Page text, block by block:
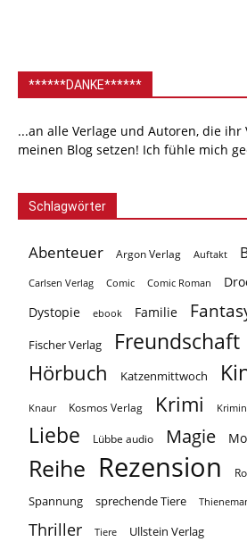
******DANKE******
...an alle Verlage und Autoren, die
meinen Blog setzen! Ich fühle mich
Schlagwörter
Abenteuer Argon Verlag Auftakt
Carlsen Verlag Comic Comic Roman
Dystopie ebook Familie
Fischer Verlag Freundschaft
Hörbuch Katzenmittwoch
Knaur Kosmos Verlag Krimi
Liebe Lübbe audio Magie
Reihe Rezension
Spannung sprechende Tiere
Thriller Tiere Ullstein Verlag